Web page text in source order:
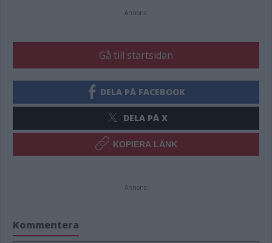
Annons:
Gå till startsidan
DELA PÅ FACEBOOK
DELA PÅ X
KOPIERA LÄNK
Annons:
Kommentera